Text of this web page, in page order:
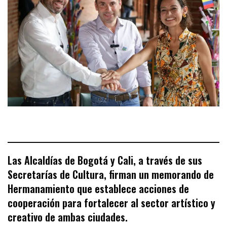
Las Alcaldías de Bogotá y Cali, a través de sus
Secretarías de Cultura, firman un memorando de
Hermanamiento que establece acciones de
cooperación para fortalecer al sector artístico y
creativo de ambas ciudades.